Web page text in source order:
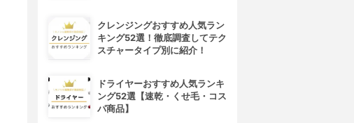
クレンジングおすすめ人気ラン
キング52選！徹底調査してテク
スチャータイプ別に紹介！
ドライヤーおすすめ人気ランキ
ング52選【速乾・くせ毛・コス
パ商品】